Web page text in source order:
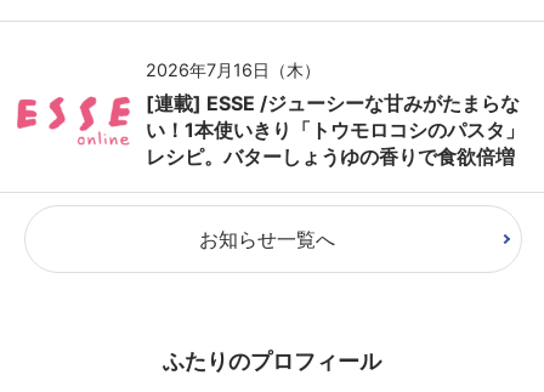
2026年7月16日（木）
[連載] ESSE /ジューシーな甘みがたまらな
い！1本使いきり「トウモロコシのパスタ」
レシピ。バターしょうゆの香りで食欲倍増
お知らせ一覧へ
ふたりのプロフィール